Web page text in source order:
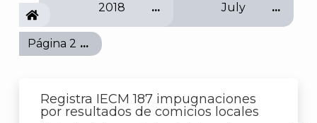
2018 July
Página 2
Registra IECM 187 impugnaciones
por resultados de comicios locales